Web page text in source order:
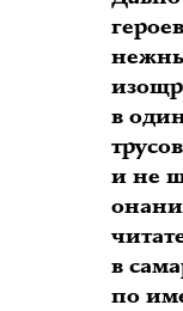
в
и не
в
по